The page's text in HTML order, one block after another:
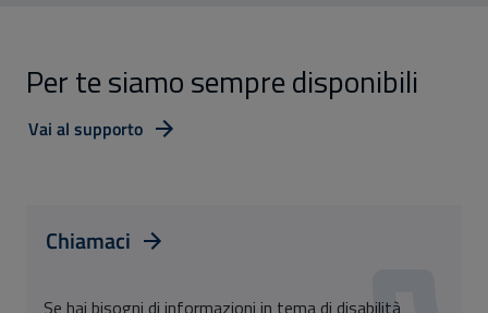
Per te siamo sempre disponibili
Vai al supporto
Chiamaci
Se hai bisogni di informazioni in tema di disabilità